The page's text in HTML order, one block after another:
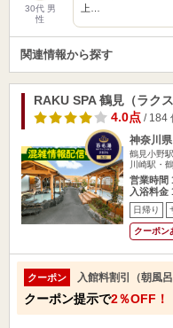
30代 男
性
上…
関連情報から探す
RAKU SPA 鶴見（ラクス
4.0点/ 184
神奈川
鶴見小野
川崎駅・
営業時間
入浴料金
日帰り
クーポン
クーポン 入館料割引（朝風呂
クーポン提示で2％OFF！